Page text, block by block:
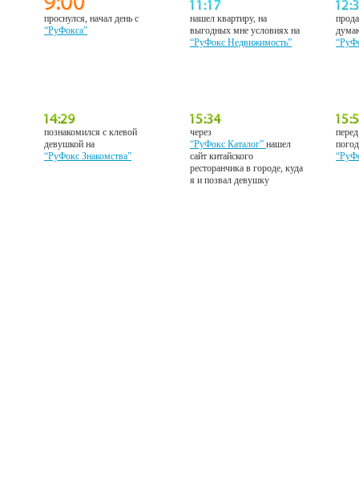
проснулся, начал день с
“РуФокса”
нашел квартиру, на
выгодных мне условиях на
“РуФокс Недвижимость”
познакомился с клевой
девушкой на
“РуФокс Знакомства”
через
“РуФокс Каталог”нашел
сайт китайского
ресторанчика в городе, куда
я и позвал девушку